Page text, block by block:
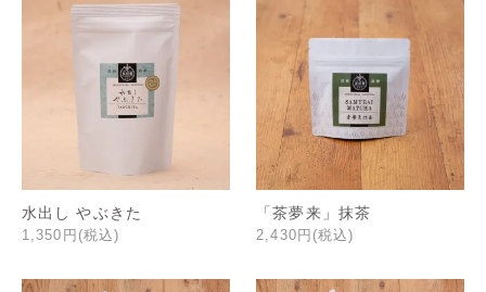
水出し やぶきた
1,350円(税込)
「茶夢来」抹茶
2,430円(税込)